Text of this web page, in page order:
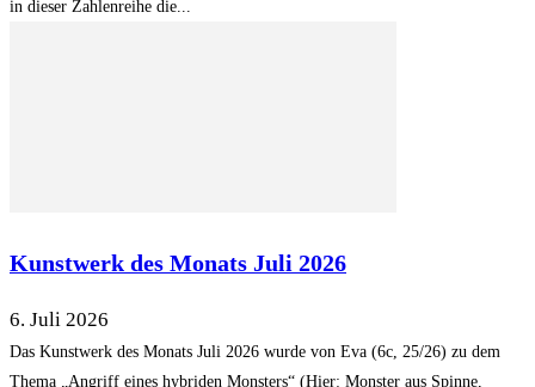
in dieser Zahlenreihe die...
Kunstwerk des Monats Juli 2026
6. Juli 2026
Das Kunstwerk des Monats Juli 2026 wurde von Eva (6c, 25/26) zu dem
Thema „Angriff eines hybriden Monsters“ (Hier: Monster aus Spinne,